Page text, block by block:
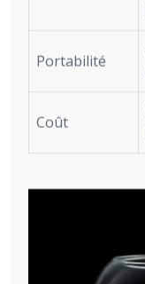
Portabilité
Coût